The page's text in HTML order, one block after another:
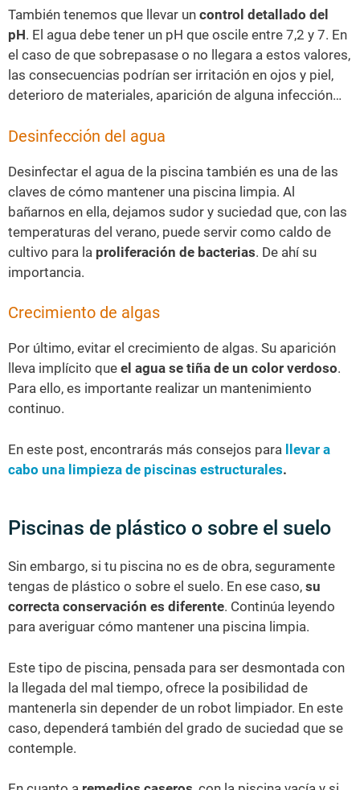
También tenemos que llevar un control detallado del
pH. El agua debe tener un pH que oscile entre 7,2 y 7. En
el caso de que sobrepasase o no llegara a estos valores,
las consecuencias podrían ser irritación en ojos y piel,
deterioro de materiales, aparición de alguna infección…
Desinfección del agua
Desinfectar el agua de la piscina también es una de las
claves de cómo mantener una piscina limpia. Al
bañarnos en ella, dejamos sudor y suciedad que, con las
temperaturas del verano, puede servir como caldo de
cultivo para la proliferación de bacterias. De ahí su
importancia.
Crecimiento de algas
Por último, evitar el crecimiento de algas. Su aparición
lleva implícito que el agua se tiña de un color verdoso.
Para ello, es importante realizar un mantenimiento
continuo.
En este post, encontrarás más consejos para llevar a
cabo una limpieza de piscinas estructurales.
Piscinas de plástico o sobre el suelo
Sin embargo, si tu piscina no es de obra, seguramente
tengas de plástico o sobre el suelo. En ese caso, su
correcta conservación es diferente. Continúa leyendo
para averiguar cómo mantener una piscina limpia.
Este tipo de piscina, pensada para ser desmontada con
la llegada del mal tiempo, ofrece la posibilidad de
mantenerla sin depender de un robot limpiador. En este
caso, dependerá también del grado de suciedad que se
contemple.